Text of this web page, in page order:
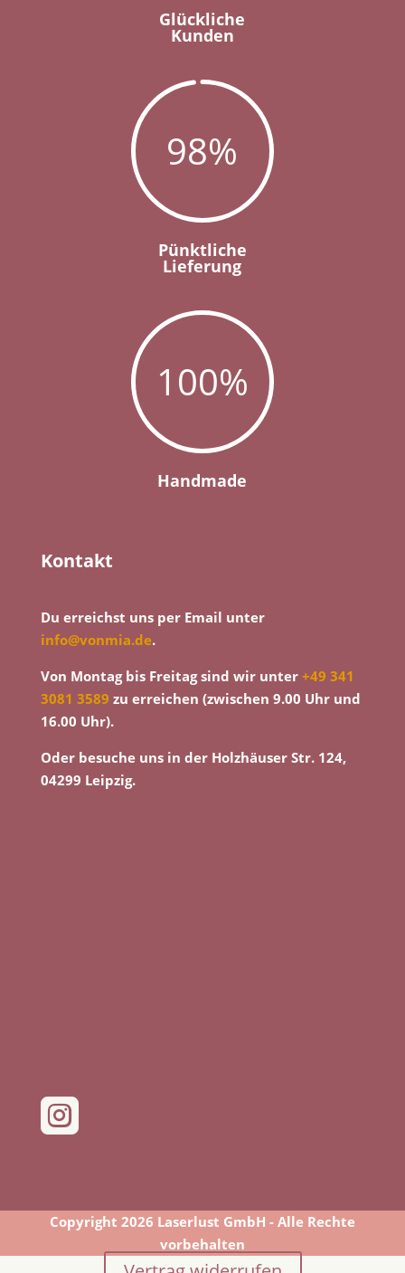
Glückliche
Kunden
98%
Pünktliche
Lieferung
100%
Handmade
Kontakt
Du erreichst uns per Email unter
info@vonmia.de.
Von Montag bis Freitag sind wir unter +49 341
3081 3589 zu erreichen (zwischen 9.00 Uhr und
16.00 Uhr).
Oder besuche uns in der Holzhäuser Str. 124,
04299 Leipzig.

Copyright 2026 Laserlust GmbH - Alle Rechte
vorbehalten